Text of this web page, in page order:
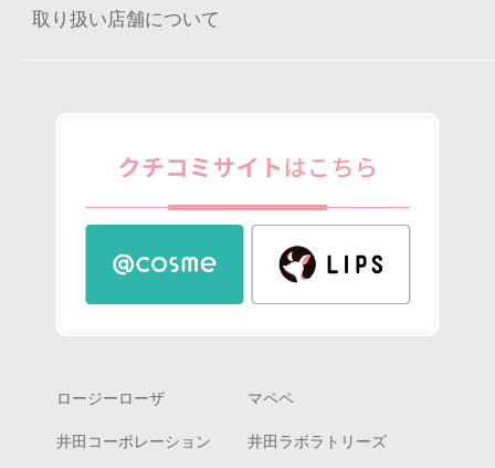
取り扱い店舗について
ロージーローザ マペペ
井田コーポレーション 井田ラボラトリーズ